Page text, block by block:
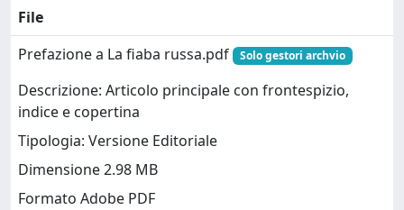
File
Prefazione a La fiaba russa.pdf
Solo gestori archvio
Descrizione: Articolo principale con frontespizio,
indice e copertina
Tipologia: Versione Editoriale
Dimensione 2.98 MB
Formato Adobe PDF